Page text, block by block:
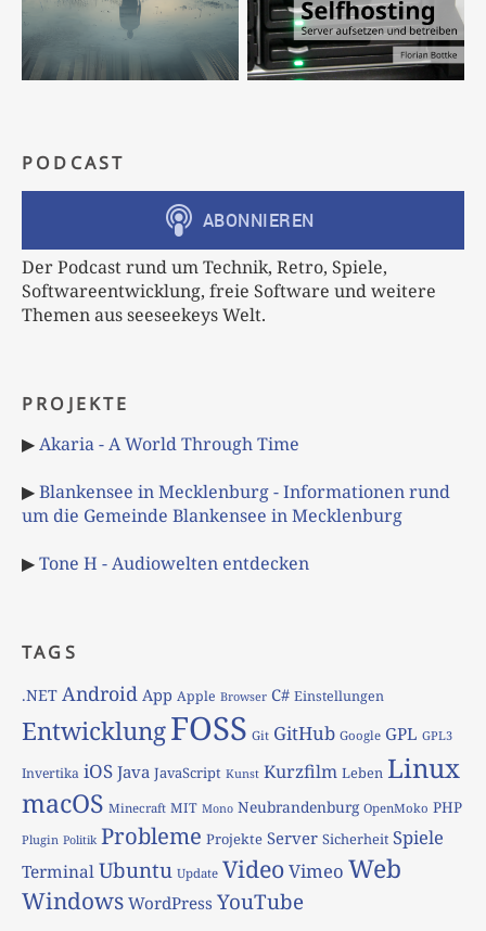
PODCAST
Der Podcast rund um Technik, Retro, Spiele,
Softwareentwicklung, freie Software und weitere
Themen aus seeseekeys Welt.
PROJEKTE
▶Akaria - A World Through Time
▶Blankensee in Mecklenburg - Informationen rund
um die Gemeinde Blankensee in Mecklenburg
▶Tone H - Audiowelten entdecken
TAGS
.NET Android App Apple Browser C# Einstellungen
EntwicklungFOSS Git GitHub Google GPL GPL3
Invertika iOS Java JavaScript Kunst Kurzfilm Leben Linux
macOS Minecraft MIT Mono Neubrandenburg OpenMoko PHP
Plugin Politik Probleme Projekte Server Sicherheit Spiele
TerminalUbuntu Update VideoVimeo Web
Windows WordPress YouTube